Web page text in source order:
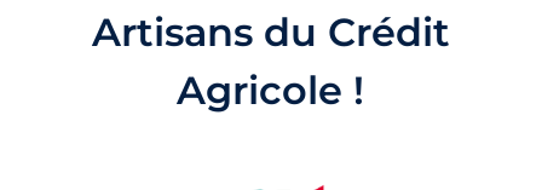
Artisans du Crédit
Agricole !